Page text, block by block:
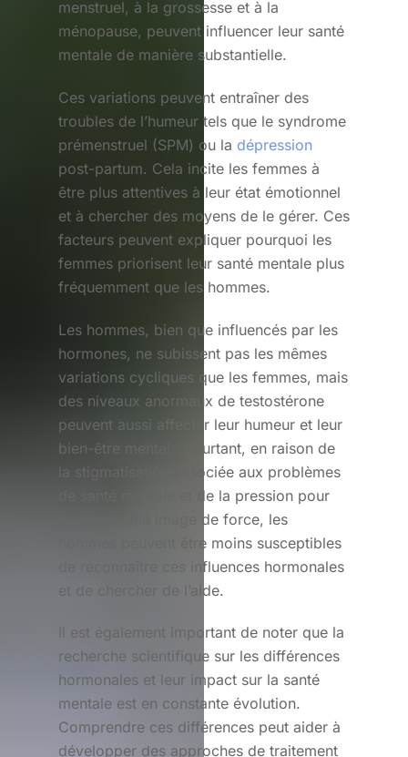
menstruel, à la grossesse et à la
ménopause, peuvent influencer leur santé
mentale de manière substantielle.
Ces variations peuvent entraîner des
troubles de l’humeur tels que le syndrome
prémenstruel (SPM) ou la dépression
post-partum. Cela incite les femmes à
être plus attentives à leur état émotionnel
et à chercher des moyens de le gérer. Ces
facteurs peuvent expliquer pourquoi les
femmes priorisent leur santé mentale plus
fréquemment que les hommes.
Les hommes, bien que influencés par les
hormones, ne subissent pas les mêmes
variations cycliques que les femmes, mais
des niveaux anormaux de testostérone
peuvent aussi affecter leur humeur et leur
bien-être mental. Pourtant, en raison de
la stigmatisation associée aux problèmes
de santé mentale et de la pression pour
maintenir une image de force, les
hommes peuvent être moins susceptibles
de reconnaître ces influences hormonales
et de chercher de l’aide.
Il est également important de noter que la
recherche scientifique sur les différences
hormonales et leur impact sur la santé
mentale est en constante évolution.
Comprendre ces différences peut aider à
développer des approches de traitement